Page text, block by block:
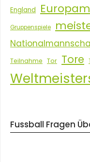
England
Gruppenspiele
Teilnahme Tor Tore
Fussball Fragen